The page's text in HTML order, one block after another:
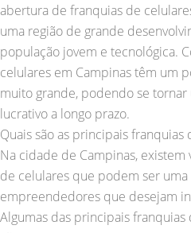
abertura de franquias de
uma região de grande
população jovem e tecnológica.
celulares em Campinas têm um
muito grande, podendo se
lucrativo a longo prazo.
Quais são as principais franquias
Na cidade de Campinas,
de celulares que podem ser
empreendedores que desejam
Algumas das principais